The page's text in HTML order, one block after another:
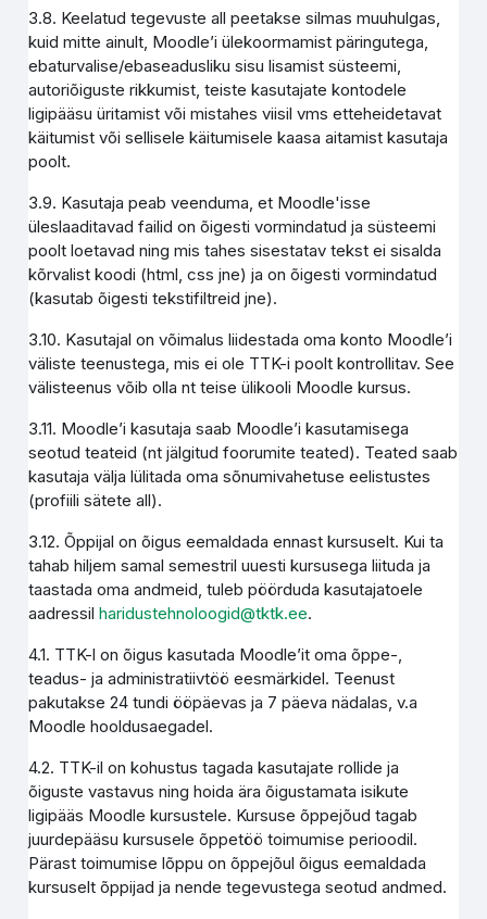
3.8. Keelatud tegevuste all peetakse silmas muuhulgas,
kuid mitte ainult, Moodle’i ülekoormamist päringutega,
ebaturvalise/ebaseadusliku sisu lisamist süsteemi,
autoriõiguste rikkumist, teiste kasutajate kontodele
ligipääsu üritamist või mistahes viisil vms etteheidetavat
käitumist või sellisele käitumisele kaasa aitamist kasutaja
poolt.
3.9. Kasutaja peab veenduma, et Moodle'isse
üleslaaditavad failid on õigesti vormindatud ja süsteemi
poolt loetavad ning mis tahes sisestatav tekst ei sisalda
kõrvalist koodi (html, css jne) ja on õigesti vormindatud
(kasutab õigesti tekstifiltreid jne).
3.10. Kasutajal on võimalus liidestada oma konto Moodle’i
väliste teenustega, mis ei ole TTK-i poolt kontrollitav. See
välisteenus võib olla nt teise ülikooli Moodle kursus.
3.11. Moodle’i kasutaja saab Moodle’i kasutamisega
seotud teateid (nt jälgitud foorumite teated). Teated saab
kasutaja välja lülitada oma sõnumivahetuse eelistustes
(profiili sätete all).
3.12. Õppijal on õigus eemaldada ennast kursuselt. Kui ta
tahab hiljem samal semestril uuesti kursusega liituda ja
taastada oma andmeid, tuleb pöörduda kasutajatoele
aadressilharidustehnoloogid@tktk.ee.
4.1. TTK-l on õigus kasutada Moodle’it oma õppe-,
teadus- ja administratiivtöö eesmärkidel. Teenust
pakutakse 24 tundi ööpäevas ja 7 päeva nädalas, v.a
Moodle hooldusaegadel.
4.2. TTK-il on kohustus tagada kasutajate rollide ja
õiguste vastavus ning hoida ära õigustamata isikute
ligipääs Moodle kursustele. Kursuse õppejõud tagab
juurdepääsu kursusele õppetöö toimumise perioodil.
Pärast toimumise lõppu on õppejõul õigus eemaldada
kursuselt õppijad ja nende tegevustega seotud andmed.